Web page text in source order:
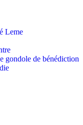
Leme
gondole de bénédiction